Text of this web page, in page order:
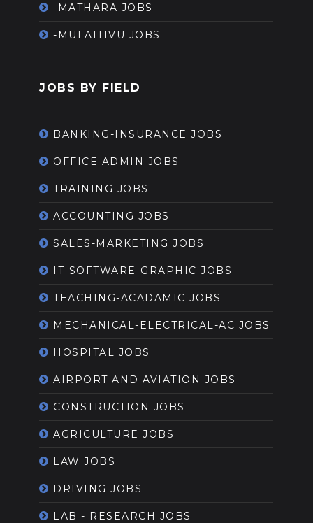
-MATHARA JOBS
-MULAITIVU JOBS
JOBS BY FIELD
BANKING-INSURANCE JOBS
OFFICE ADMIN JOBS
TRAINING JOBS
ACCOUNTING JOBS
SALES-MARKETING JOBS
IT-SOFTWARE-GRAPHIC JOBS
TEACHING-ACADAMIC JOBS
MECHANICAL-ELECTRICAL-AC JOBS
HOSPITAL JOBS
AIRPORT AND AVIATION JOBS
CONSTRUCTION JOBS
AGRICULTURE JOBS
LAW JOBS
DRIVING JOBS
LAB - RESEARCH JOBS